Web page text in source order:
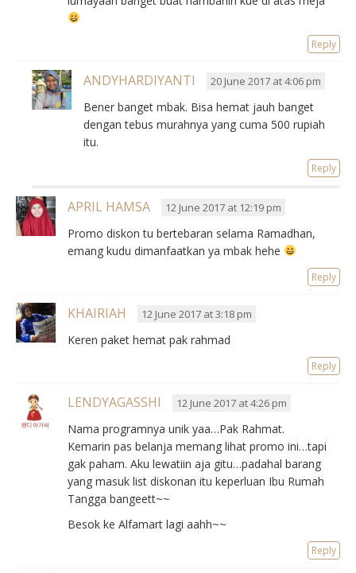
Reply
ANDYHARDIYANTI 20 June 2017 at 4:06 pm
Bener banget mbak. Bisa hemat jauh banget
dengan tebus murahnya yang cuma 500 rupiah
itu.
Reply
APRIL HAMSA 12 June 2017 at 12:19 pm
Promo diskon tu bertebaran selama Ramadhan,
emang kudu dimanfaatkan ya mbak hehe
Reply
KHAIRIAH 12 June 2017 at 3:18 pm
Keren paket hemat pak rahmad
Reply
LENDYAGASSHI 12 June 2017 at 4:26 pm
Nama programnya unik yaa…Pak Rahmat.
Kemarin pas belanja memang lihat promo ini…tapi
gak paham. Aku lewatiin aja gitu…padahal barang
yang masuk list diskonan itu keperluan Ibu Rumah
Tangga bangeett~~
Besok ke Alfamart lagi aahh~~
Reply